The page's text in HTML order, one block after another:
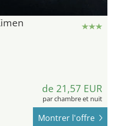
de 21,57 EUR
par chambre et nuit
Montrer l'offre